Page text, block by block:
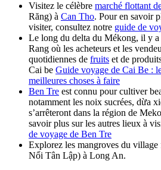
Visitez le célèbre marché flottant
Răng) à Can Tho. Pour en savoir
visiter, consultez notre guide de
Le long du delta du Mékong, il y
Rang où les acheteurs et les
quotidiennes de fruits et de
Cai be Guide voyage de Cai Be :
meilleures choses à faire
Ben Tre est connu pour cultiver
notamment les noix sucrées, dừa
s’arrêteront dans la région de
savoir plus sur les autres lieux à
de voyage de Ben Tre
Explorez les mangroves du
Nổi Tân Lập) à Long An.